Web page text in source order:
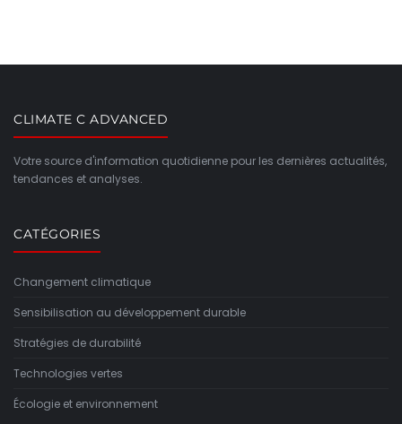
CLIMATE C ADVANCED
Votre source d'information quotidienne pour les dernières actualités,
tendances et analyses.
CATÉGORIES
Changement climatique
Sensibilisation au développement durable
Stratégies de durabilité
Technologies vertes
Écologie et environnement